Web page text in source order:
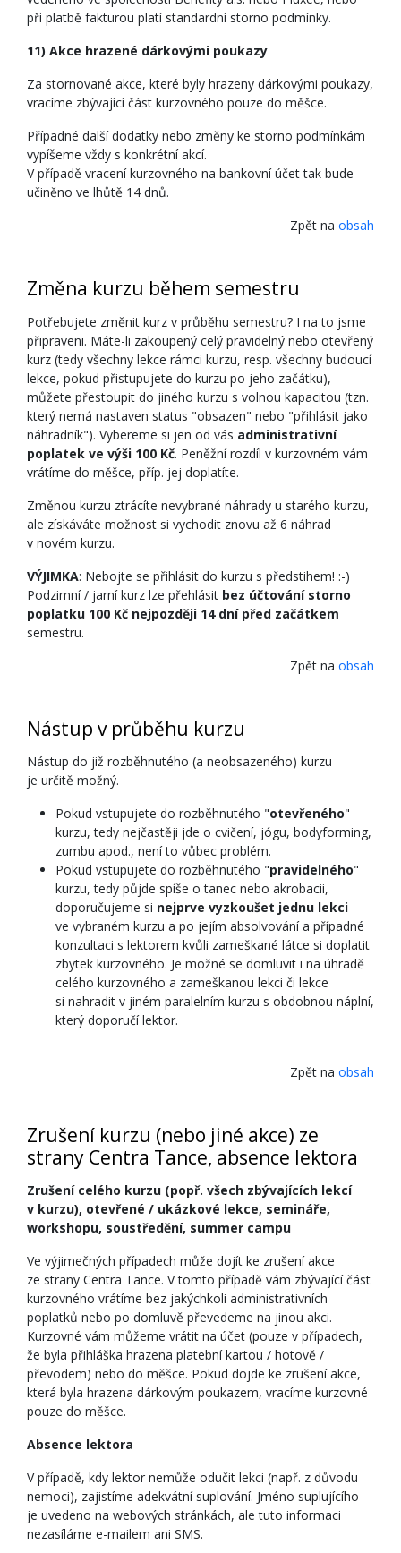
při platbě fakturou platí standardní storno podmínky.
11) Akce hrazené dárkovými poukazy
Za stornované akce, které byly hrazeny dárkovými poukazy,
vracíme zbývající část kurzovného pouze do měšce.
Případné další dodatky nebo změny ke storno podmínkám
vypíšeme vždy s konkrétní akcí.
V případě vracení kurzovného na bankovní účet tak bude
učiněno ve lhůtě 14 dnů.
Zpět na obsah
Změna kurzu během semestru
Potřebujete změnit kurz v průběhu semestru? I na to jsme
připraveni. Máte-li zakoupený celý pravidelný nebo otevřený
kurz (tedy všechny lekce rámci kurzu, resp. všechny budoucí
lekce, pokud přistupujete do kurzu po jeho začátku),
můžete přestoupit do jiného kurzu s volnou kapacitou (tzn.
který nemá nastaven status "obsazen" nebo "přihlásit jako
náhradník"). Vybereme si jen od vás administrativní
poplatek ve výši 100 Kč. Peněžní rozdíl v kurzovném vám
vrátíme do měšce, příp. jej doplatíte.
Změnou kurzu ztrácíte nevybrané náhrady u starého kurzu,
ale získáváte možnost si vychodit znovu až 6 náhrad
v novém kurzu.
VÝJIMKA: Nebojte se přihlásit do kurzu s předstihem! :-)
Podzimní / jarní kurz lze přehlásit bez účtování storno
poplatku 100 Kč nejpozději 14 dní před začátkem
semestru.
Zpět na obsah
Nástup v průběhu kurzu
Nástup do již rozběhnutého (a neobsazeného) kurzu
je určitě možný.
Pokud vstupujete do rozběhnutého "otevřeného"
kurzu, tedy nejčastěji jde o cvičení, jógu, bodyforming,
zumbu apod., není to vůbec problém.
Pokud vstupujete do rozběhnutého "pravidelného"
kurzu, tedy půjde spíše o tanec nebo akrobacii,
doporučujeme si nejprve vyzkoušet jednu lekci
ve vybraném kurzu a po jejím absolvování a případné
konzultaci s lektorem kvůli zameškané látce si doplatit
zbytek kurzovného. Je možné se domluvit i na úhradě
celého kurzovného a zameškanou lekci či lekce
si nahradit v jiném paralelním kurzu s obdobnou náplní,
který doporučí lektor.
Zpět na obsah
Zrušení kurzu (nebo jiné akce) ze
strany Centra Tance, absence lektora
Zrušení celého kurzu (popř. všech zbývajících lekcí
v kurzu), otevřené / ukázkové lekce, semináře,
workshopu, soustředění, summer campu
Ve výjimečných případech může dojít ke zrušení akce
ze strany Centra Tance. V tomto případě vám zbývající část
kurzovného vrátíme bez jakýchkoli administrativních
poplatků nebo po domluvě převedeme na jinou akci.
Kurzovné vám můžeme vrátit na účet (pouze v případech,
že byla přihláška hrazena platební kartou / hotově /
převodem) nebo do měšce. Pokud dojde ke zrušení akce,
která byla hrazena dárkovým poukazem, vracíme kurzovné
pouze do měšce.
Absence lektora
V případě, kdy lektor nemůže odučit lekci (např. z důvodu
nemoci), zajistíme adekvátní suplování. Jméno suplujícího
je uvedeno na webových stránkách, ale tuto informaci
nezasíláme e-mailem ani SMS.